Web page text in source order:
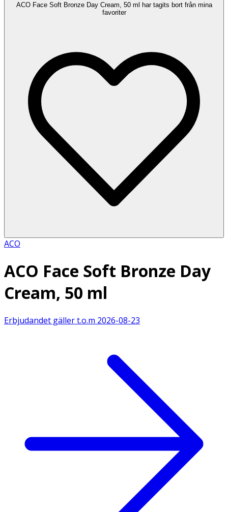
ACO Face Soft Bronze Day Cream, 50 ml har tagits bort från mina
favoriter
ACO
ACO Face Soft Bronze Day
Cream, 50 ml
Erbjudandet gäller t.o.m 2026-08-23